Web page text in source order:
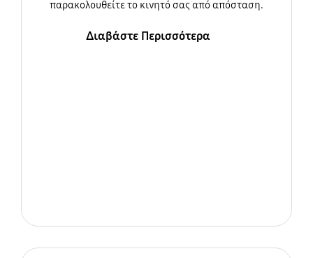
παρακολουθείτε το κινητό σας από απόσταση.
Διαβάστε Περισσότερα